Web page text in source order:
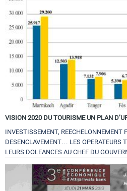
VISION 2020 DU TOURISME UN PLAN
INVESTISSEMENT, REECHELONNEMENT
DESENCLAVEMENT… LES OPERATEURS
LEURS DOLEANCES AU CHEF DU